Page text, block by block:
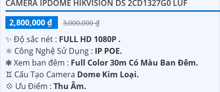
CAMERA IPDOME HIKVISION DS 2CD1327G0 LUF
2,800,000 ₫
3,000,000 ₫
✨ Độ sắc nét : FULL HD 1080P .
⚛️ Công Nghệ Sử Dụng : IP POE.
❃ Xem ban đêm : Full Color 30m Có Màu Ban Đêm.
♊ Cấu Tạo Camera Dome Kim Loại.
️💠 Ưu Điểm : Thu Âm.